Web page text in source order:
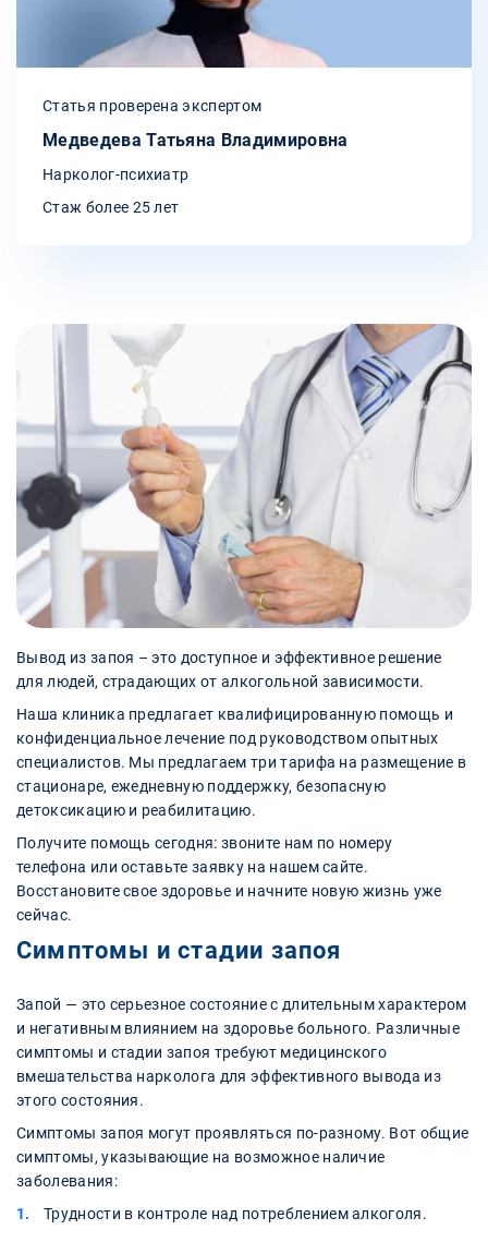
Статья проверена экспертом
Медведева Татьяна Владимировна
Нарколог-психиатр
Стаж более 25 лет
Вывод из запоя – это доступное и эффективное решение
для людей, страдающих от алкогольной зависимости.
Наша клиника предлагает квалифицированную помощь и
конфиденциальное лечение под руководством опытных
специалистов. Мы предлагаем три тарифа на размещение в
стационаре, ежедневную поддержку, безопасную
детоксикацию и реабилитацию.
Получите помощь сегодня: звоните нам по номеру
телефона или оставьте заявку на нашем сайте.
Восстановите свое здоровье и начните новую жизнь уже
сейчас.
Симптомы и стадии запоя
Запой — это серьезное состояние с длительным характером
и негативным влиянием на здоровье больного. Различные
симптомы и стадии запоя требуют медицинского
вмешательства нарколога для эффективного вывода из
этого состояния.
Симптомы запоя могут проявляться по-разному. Вот общие
симптомы, указывающие на возможное наличие
заболевания:
Трудности в контроле над потреблением алкоголя.